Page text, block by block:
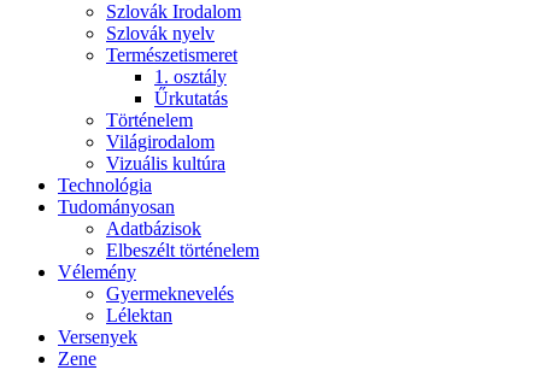
Szlovák Irodalom
Szlovák nyelv
Természetismeret
1. osztály
Űrkutatás
Történelem
Világirodalom
Vizuális kultúra
Technológia
Tudományosan
Adatbázisok
Elbeszélt történelem
Vélemény
Gyermeknevelés
Lélektan
Versenyek
Zene